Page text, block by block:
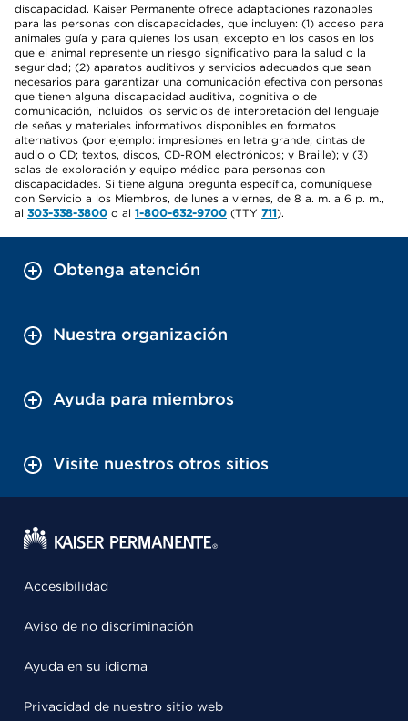
discapacidad. Kaiser Permanente ofrece adaptaciones razonables
para las personas con discapacidades, que incluyen: (1) acceso para
animales guía y para quienes los usan, excepto en los casos en los
que el animal represente un riesgo significativo para la salud o la
seguridad; (2) aparatos auditivos y servicios adecuados que sean
necesarios para garantizar una comunicación efectiva con personas
que tienen alguna discapacidad auditiva, cognitiva o de
comunicación, incluidos los servicios de interpretación del lenguaje
de señas y materiales informativos disponibles en formatos
alternativos (por ejemplo: impresiones en letra grande; cintas de
audio o CD; textos, discos, CD-ROM electrónicos; y Braille); y (3)
salas de exploración y equipo médico para personas con
discapacidades. Si tiene alguna pregunta específica, comuníquese
con Servicio a los Miembros, de lunes a viernes, de 8 a. m. a 6 p. m.,
al 303-338-3800 o al 1-800-632-9700 (TTY 711).
Obtenga atención
Nuestra organización
Ayuda para miembros
Visite nuestros otros sitios
Accesibilidad
Aviso de no discriminación
Ayuda en su idioma
Privacidad de nuestro sitio web